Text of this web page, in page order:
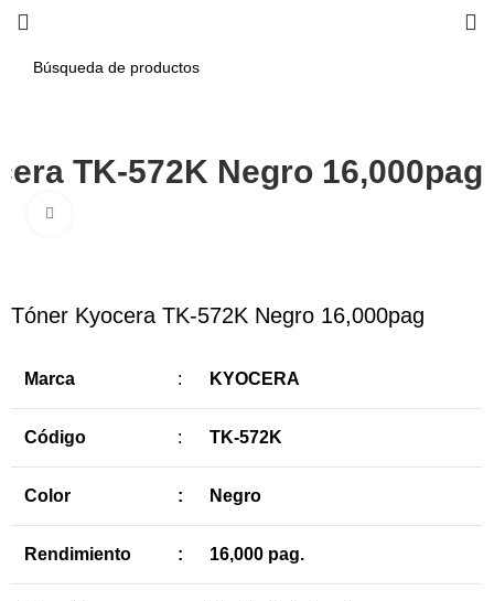
TK-572K Negro 16,000pag
Tóner Kyocera TK-572K Negro 16,000pag
Marca : KYOCERA
Código : TK-572K
Color : Negro
Rendimiento : 16,000 pag.